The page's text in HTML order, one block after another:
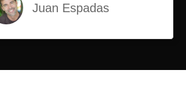
Juan Espadas